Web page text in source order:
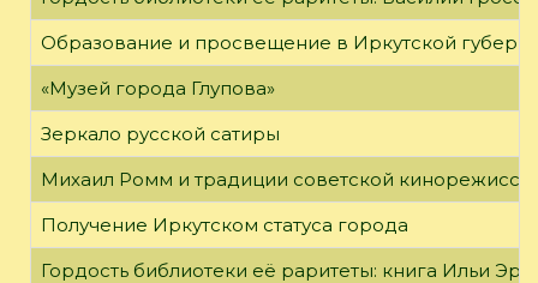
Образование и просвещение в Иркутской
«Музей города Глупова»
Зеркало русской сатиры
Михаил Ромм и традиции советской
Получение Иркутском статуса города
Гордость библиотеки её раритеты: книга Ильи